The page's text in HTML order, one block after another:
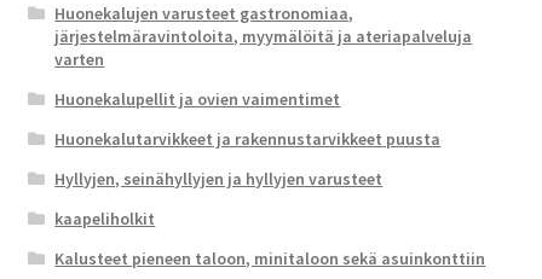
Huonekalujen varusteet gastronomiaa,
järjestelmäravintoloita, myymälöitä ja ateriapalveluja
varten
Huonekalupellit ja ovien vaimentimet
Huonekalutarvikkeet ja rakennustarvikkeet puusta
Hyllyjen, seinähyllyjen ja hyllyjen varusteet
kaapeliholkit
Kalusteet pieneen taloon, minitaloon sekä asuinkonttiin